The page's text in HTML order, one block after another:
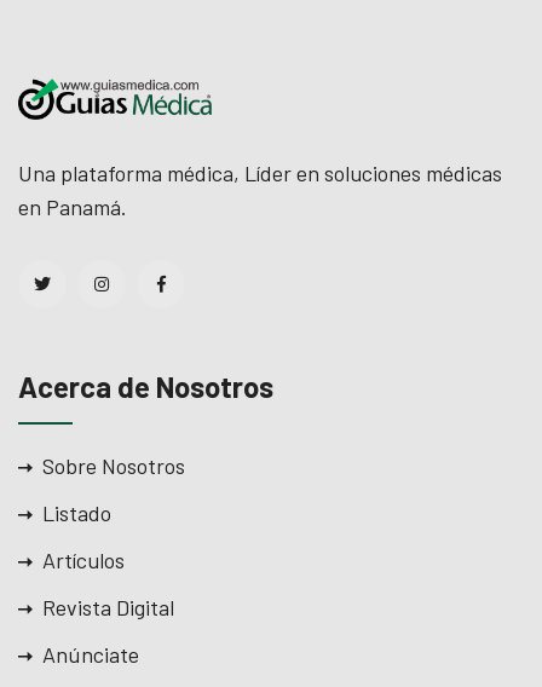
Una plataforma médica, Líder en soluciones médicas
en Panamá.
Acerca de Nosotros
Sobre Nosotros
Listado
Artículos
Revista Digital
Anúnciate